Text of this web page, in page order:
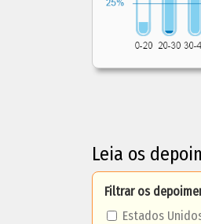
Leia os
Filtrar os
Estados